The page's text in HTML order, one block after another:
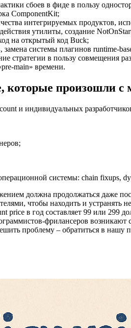
сбоев в фиде в пользу
ComponentKit;
интегрируемых продуктов,
утилиты, создание
на открытый код Buck;
системы плагинов runtime-
стратегии в пользу совмещения
main» времени.
которые произошли с
и индивидуальных
системы: chain
должна продолжаться даже
чтобы находить и
price в год составляет 99 или 299
фрилансеров
проблему – обратиться в нашу